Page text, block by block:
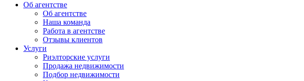
Об агентстве
Об агентстве
Наша команда
Работа в агентстве
Отзывы клиентов
Услуги
Риэлторские услуги
Продажа недвижимости
Подбор недвижимости